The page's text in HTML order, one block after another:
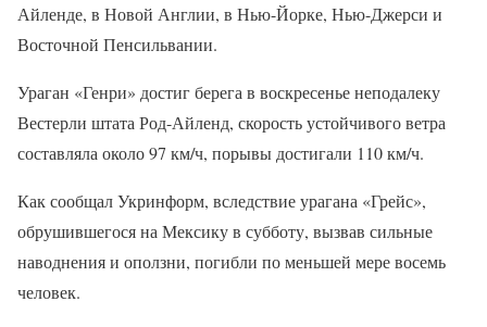
Айленде, в Новой Англии, в Нью-Йорке, Нью-Джерси и
Восточной Пенсильвании.
Ураган «Генри» достиг берега в воскресенье неподалеку
Вестерли штата Род-Айленд, скорость устойчивого ветра
составляла около 97 км/ч, порывы достигали 110 км/ч.
Как сообщал Укринформ, вследствие урагана «Грейс»,
обрушившегося на Мексику в субботу, вызвав сильные
наводнения и оползни, погибли по меньшей мере восемь
человек.